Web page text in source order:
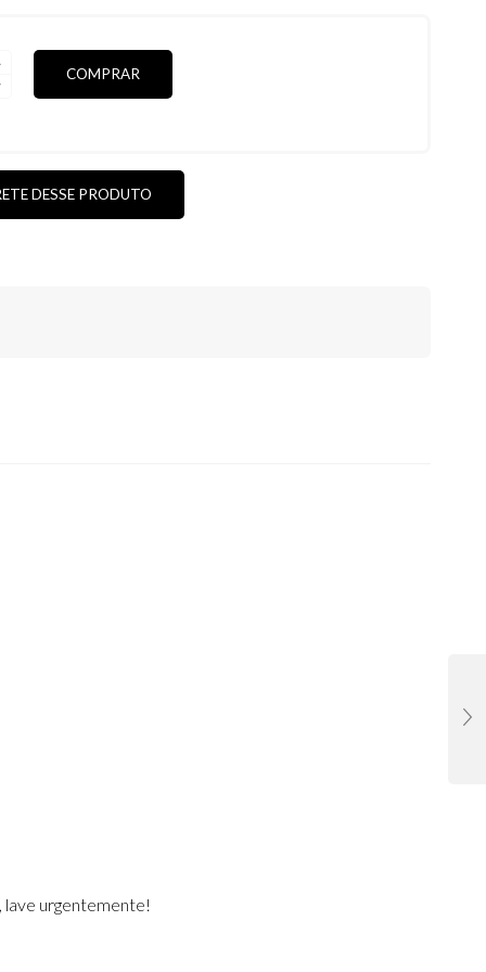
COMPRAR
DESSE PRODUTO
lave urgentemente!